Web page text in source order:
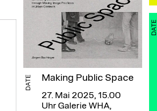
DATE Making Public Space
27. Mai 2025, 15.00
Uhr Galerie WHA,
DATE